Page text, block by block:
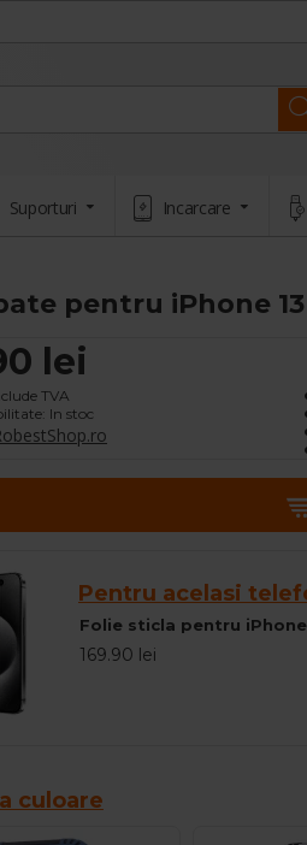
Suporturi Incarcare
pentru iPhone
lei
TVA
In stoc
Pentru acelasi
Folie sticla pentru iPhone
169.90 lei
culoare